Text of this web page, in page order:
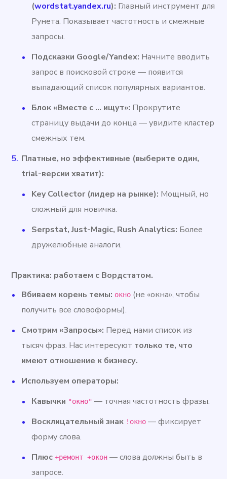
(wordstat.yandex.ru): Главный инструмент для
Рунета. Показывает частотность и смежные
запросы.
Подсказки Google/Yandex: Начните вводить
запрос в поисковой строке — появится
выпадающий список популярных вариантов.
Блок «Вместе с … ищут»: Прокрутите
страницу выдачи до конца — увидите кластер
смежных тем.
Платные, но эффективные (выберите один,
trial-версии хватит):
Key Collector (лидер на рынке): Мощный, но
сложный для новичка.
Serpstat, Just-Magic, Rush Analytics: Более
дружелюбные аналоги.
Практика: работаем с Вордстатом.
Вбиваем корень темы: окно (не «окна», чтобы
получить все словоформы).
Смотрим «Запросы»: Перед нами список из
тысяч фраз. Нас интересуют только те, что
имеют отношение к бизнесу.
Используем операторы:
Кавычки "окно" — точная частотность фразы.
Восклицательный знак !окно — фиксирует
форму слова.
Плюс +ремонт +окон — слова должны быть в
запросе.